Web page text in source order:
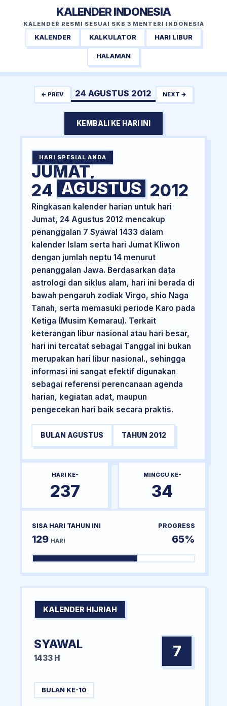
KALENDER INDONESIA
KALENDER RESMI SESUAI SKB 3 MENTERI INDONESIA
KALENDER KALKULATOR HARI LIBUR
HALAMAN
← PREV 24 AGUSTUS 2012 NEXT →
KEMBALI KE HARI INI
HARI SPESIAL ANDA
JUMAT,
24 AGUSTUS 2012
Ringkasan kalender harian untuk hari
Jumat, 24 Agustus 2012 mencakup
penanggalan 7 Syawal 1433 dalam
kalender Islam serta hari Jumat Kliwon
dengan jumlah neptu 14 menurut
penanggalan Jawa. Berdasarkan data
astrologi dan siklus alam, hari ini berada di
bawah pengaruh zodiak Virgo, shio Naga
Tanah, serta memasuki periode Karo pada
Ketiga (Musim Kemarau). Terkait
keterangan libur nasional atau hari besar,
hari ini tercatat sebagai Tanggal ini bukan
merupakan hari libur nasional., sehingga
informasi ini sangat efektif digunakan
sebagai referensi perencanaan agenda
harian, kegiatan adat, maupun
pengecekan hari baik secara praktis.
BULAN AGUSTUS TAHUN 2012
HARI KE-
237
MINGGU KE-
34
SISA HARI TAHUN INI
129 HARI
PROGRESS
65%
KALENDER HIJRIAH
SYAWAL
1433 H 7
BULAN KE-10